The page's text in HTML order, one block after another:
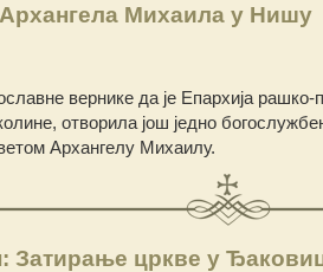
Михаила у Нишу
вернике да је Епархија рашко-
отворила још једно
Архангелу Михаилу.
Затирање цркве у